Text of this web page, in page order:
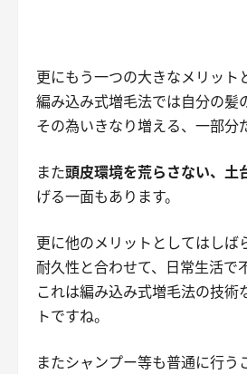
更にもう一つの大きなメリット
編み込み式増毛法では自分の髪
その為いきなり増える、一部分
また頭皮環境を荒らさない、土
げる一面もあります。
更に他のメリットとしてはしば
耐久性と合わせて、日常生活で
これは編み込み式増毛法の技
トですね。
またシャンプー等も普通に行